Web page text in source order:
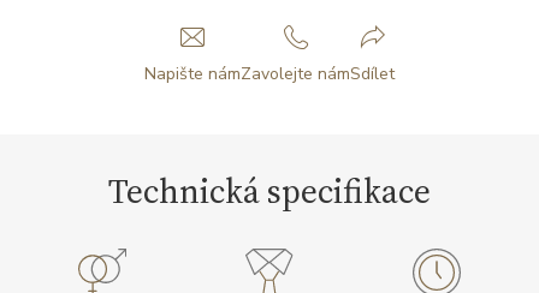
Napište námZavolejte námSdílet
Technická specifikace